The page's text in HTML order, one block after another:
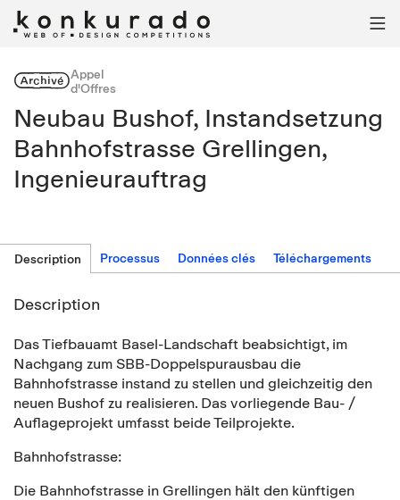

ArchivéAppel
d'Offres
Neubau Bushof, Instandsetzung
Bahnhofstrasse Grellingen,
Ingenieurauftrag
Description Processus Données clés Téléchargements
Description
Das Tiefbauamt Basel-Landschaft beabsichtigt, im
Nachgang zum SBB-Doppelspurausbau die
Bahnhofstrasse instand zu stellen und gleichzeitig den
neuen Bushof zu realisieren. Das vorliegende Bau- /
Auflageprojekt umfasst beide Teilprojekte.
Bahnhofstrasse:
Die Bahnhofstrasse in Grellingen hält den künftigen